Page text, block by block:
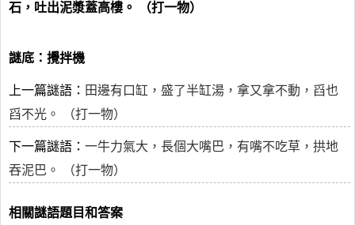
石，吐出泥漿蓋高樓。 （打一物）
謎底：攪拌機
上一篇謎語： 田邊有口缸，盛了半缸湯，拿又拿不動，舀也
舀不光。 （打一物）
下一篇謎語： 一牛力氣大，長個大嘴巴，有嘴不吃草，拱地
吞泥巴。 （打一物）
相關謎語題目和答案